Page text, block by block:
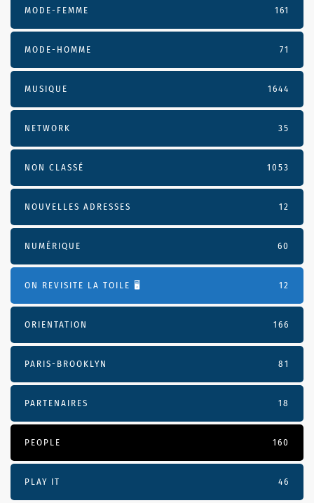
MODE-FEMME 161
MODE-HOMME 71
MUSIQUE 1644
NETWORK 35
NON CLASSÉ 1053
NOUVELLES ADRESSES 12
NUMÉRIQUE 60
ON REVISITE LA TOILE 🖥️ 12
ORIENTATION 166
PARIS-BROOKLYN 81
PARTENAIRES 18
PEOPLE 160
PLAY IT 46